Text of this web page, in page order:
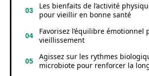
Les bienfaits de l’activité
pour vieillir en bonne santé
Favorisez l’équilibre
vieillissement
Agissez sur les rythmes
microbiote pour renforcer la